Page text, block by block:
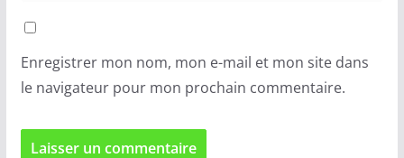
Enregistrer mon nom, mon e-mail et mon site dans
le navigateur pour mon prochain commentaire.